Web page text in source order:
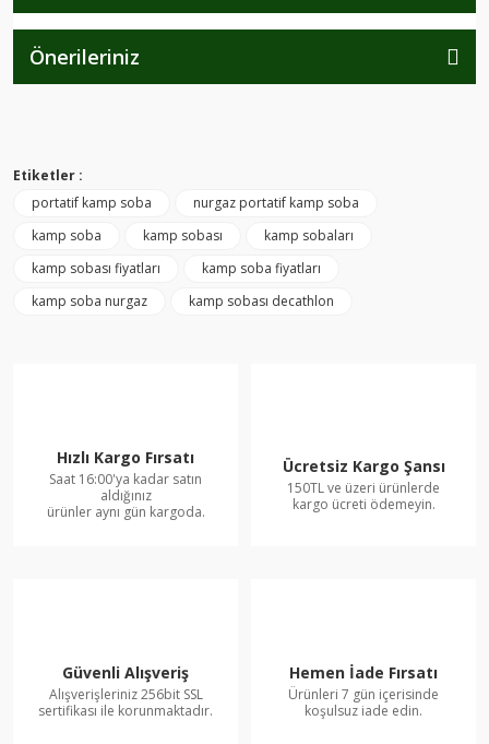
Önerileriniz
Etiketler :
portatif kamp soba
nurgaz portatif kamp soba
kamp soba
kamp sobası
kamp sobaları
kamp sobası fiyatları
kamp soba fiyatları
kamp soba nurgaz
kamp sobası decathlon
Hızlı Kargo Fırsatı
Saat 16:00'ya kadar satın
aldığınız
ürünler aynı gün kargoda.
Ücretsiz Kargo Şansı
150TL ve üzeri ürünlerde
kargo ücreti ödemeyin.
Güvenli Alışveriş
Alışverişleriniz 256bit SSL
sertifikası ile korunmaktadır.
Hemen İade Fırsatı
Ürünleri 7 gün içerisinde
koşulsuz iade edin.